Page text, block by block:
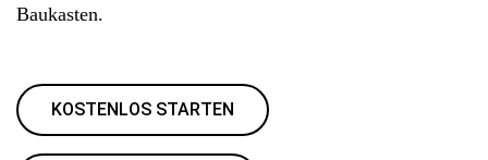
Baukasten.
KOSTENLOS STARTEN